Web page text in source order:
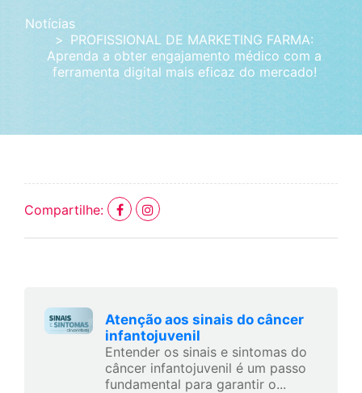
Notícias
PROFISSIONAL DE MARKETING FARMA:
Aprenda a obter engajamento médico com a
ferramenta digital mais eficaz do mercado!
Compartilhe:
Atenção aos sinais do câncer
infantojuvenil
Entender os sinais e sintomas do
câncer infantojuvenil é um passo
fundamental para garantir o...